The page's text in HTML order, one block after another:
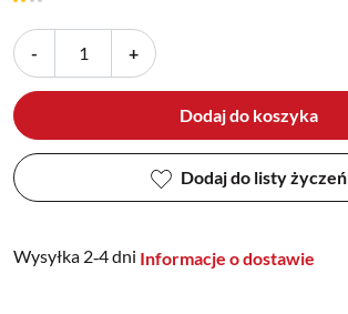
- +
Dodaj do koszyka
Dodaj do listy życzeń
Wysyłka 2‑4 dni Informacje o dostawie